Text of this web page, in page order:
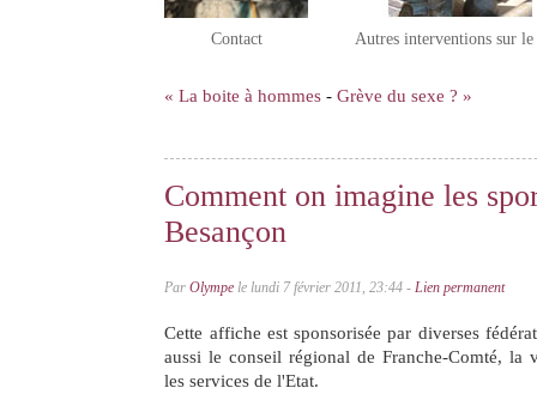
« La boite à hommes - Grève du sexe ? »
Comment on imagine les
Besançon
ParOlympe le lundi 7 février 2011, 23:44 -Lien permanent
Cette affiche est sponsorisée par diverses
aussi le conseil régional de Franche-Comté, la
les services de l'Etat.
Contact Autres interventions sur le